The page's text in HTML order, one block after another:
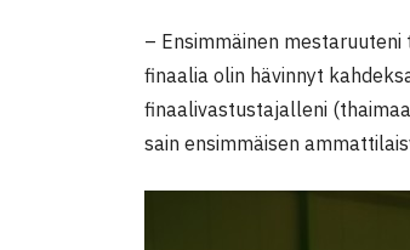
– Ensimmäinen
finaalia olin hävinnyt
finaalivastustajalleni
sain ensimmäisen